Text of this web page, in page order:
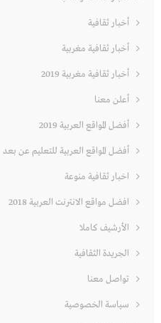
أخبار ثقافية
أخبار ثقافية مغربية
أخبار ثقافية مغربية 2019
أعلن معنا
أفضل المواقع العربية 2019
أفضل المواقع العربية للتعليم عن بعد
اخبار ثقافية منوعة
افضل مواقع الانترنت العربية 2018
الأرشيف كاملا
الجريدة الثقافية
تواصل معنا
سياسة الخصوصية